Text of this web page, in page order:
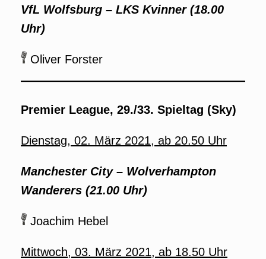
VfL Wolfsburg – LKS Kvinner (18.00
Uhr)
Oliver Forster
Premier League, 29./33. Spieltag (Sky)
Dienstag, 02. März 2021, ab 20.50 Uhr
Manchester City – Wolverhampton
Wanderers (21.00 Uhr)
Joachim Hebel
Mittwoch, 03. März 2021, ab 18.50 Uhr